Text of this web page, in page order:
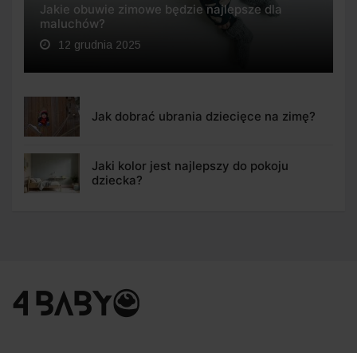
Jakie obuwie zimowe będzie najlepsze dla
maluchów?
12 grudnia 2025
Jak dobrać ubrania dziecięce na zimę?
Jaki kolor jest najlepszy do pokoju
dziecka?